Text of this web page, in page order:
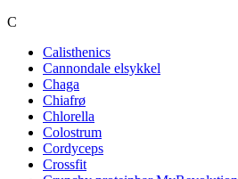
C
Calisthenics
Cannondale elsykkel
Chaga
Chiafrø
Chlorella
Colostrum
Cordyceps
Crossfit